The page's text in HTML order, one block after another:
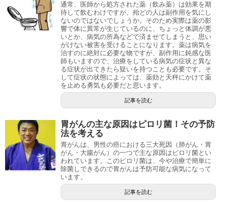
通常、医師から処方された薬（飲み薬）は効果を期
待して飲むわけですが、殆どの人は副作用を気にし
ないのではないでしょうか。そのため実際は薬の影
響で体に異常が生じているのに、ちょっと体調が悪
いとか、病気の所為などで済ませてしまうと、思い
がけない被害を受けることになります。薬は病気を
治すのに絶対に必要な物ですが、副作用に鈍感な医
師もいますので、治療をしている病気の症状と異な
る症状が出てきたら疑いを持つことも必要です。そ
して症状の状態によっては、薬効と天秤にかけて薬
を止める勇気も必要だと思います。
記事を読む
胃がんの主な原因はピロリ菌！その予防
法を考える
胃がんは、男性の癌における三大死因（肺がん・胃
がん・大腸がん）の一つで主な原因はピロリ菌とい
われています。このピロリ菌は、今や治療で簡単に
除菌しできるので胃がんは予防可能な病気になって
います。
記事を読む